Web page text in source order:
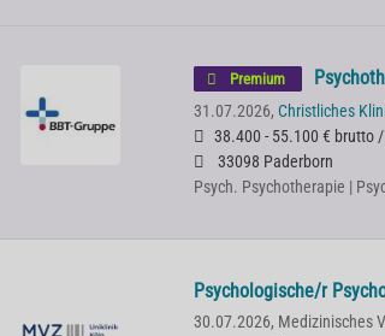
Premium
31.07.2026, Christliches
38.400 - 55.100 € brutto
33098 Paderborn
Psych. Psychotherapie |
Psychologische/r
30.07.2026, Medizinisches